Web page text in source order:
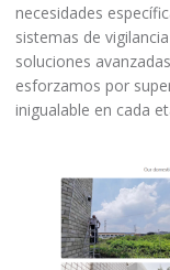
necesidades
sistemas de
soluciones
esforzamos por
inigualable en cada